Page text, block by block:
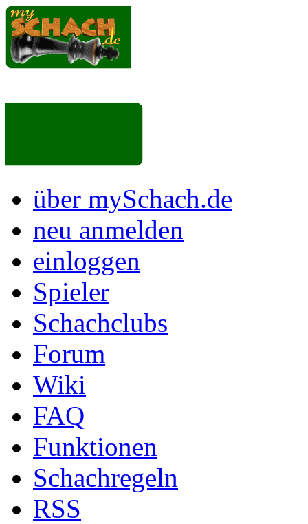
über mySchach.de
neu anmelden
einloggen
Spieler
Schachclubs
Forum
Wiki
FAQ
Funktionen
Schachregeln
RSS